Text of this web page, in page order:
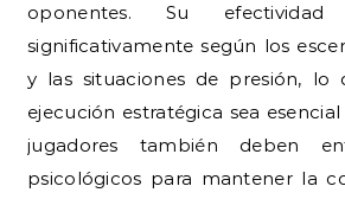
oponentes. Su
significativamente según los
y las situaciones de presión, lo
ejecución estratégica sea
jugadores también deben
psicológicos para mantener la